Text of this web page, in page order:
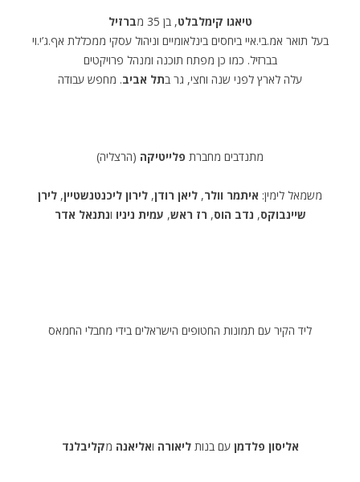
טיאגו קימלבלט, בן 35 מ
ברזיל
בעל תואר אמ.בי.איי ביחסים בינלאומיים וניהול עסקי ממכללת אף.ג’י.וי
בברזיל. כמו כן מפתח תוכנה ומנהל פרויקטים
עלה לארץ לפני שנה וחצי, גר בתל אביב. מחפש עבודה
מתנדבים מחברת פלייטיקה (הרצליה)
משמאל לימין: איתמר וולר, ליאן רודן, לירון ליכנטנשטיין, לירן
שיינבוקס, נדב הוס, רז ראש, עמית ניניו ונתנאל אדר
ליד הקיר עם תמונות החטופים הישראלים בידי מחבלי החמאס
אליסון פלדמן עם בנותליאורה ואליאנה מקליבלנד